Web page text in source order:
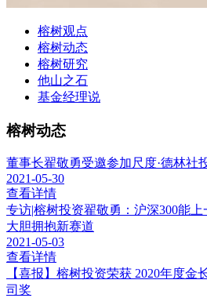
榕树观点
榕树动态
榕树研究
他山之石
基金经理说
榕树动态
董事长翟敬勇受邀参加尺度·德林社
2021-05-30
查看详情
专访|榕树投资翟敬勇：沪深300能
大胆拥抱新赛道
2021-05-03
查看详情
【喜报】榕树投资荣获 2020年度金
司奖